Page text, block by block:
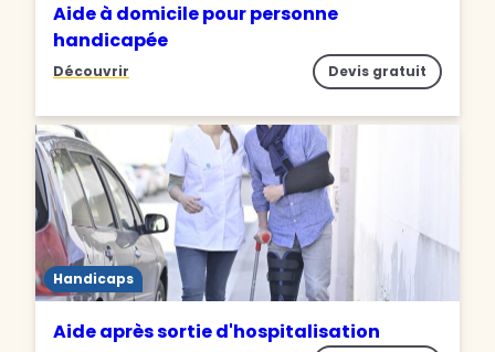
Aide à domicile pour personne
handicapée
Découvrir Devis gratuit
Handicaps
Aide après sortie d'hospitalisation